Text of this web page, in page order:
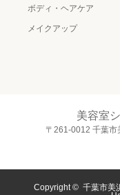
ボディ・ヘアケア
メイクアップ
美容室
〒261-0012 千葉
Copyright © 千葉市美